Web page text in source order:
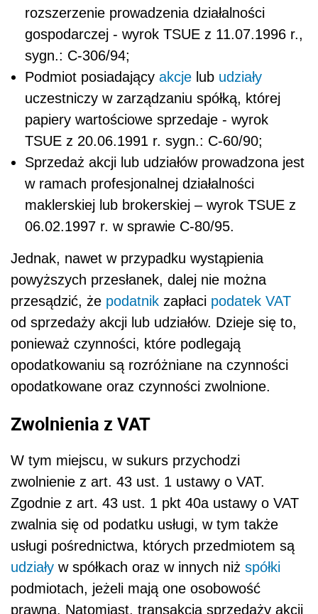
rozszerzenie prowadzenia działalności
gospodarczej - wyrok TSUE z 11.07.1996 r.,
sygn.: C-306/94;
Podmiot posiadający akcje lub udziały
uczestniczy w zarządzaniu spółką, której
papiery wartościowe sprzedaje - wyrok
TSUE z 20.06.1991 r. sygn.: C-60/90;
Sprzedaż akcji lub udziałów prowadzona jest
w ramach profesjonalnej działalności
maklerskiej lub brokerskiej – wyrok TSUE z
06.02.1997 r. w sprawie C-80/95.
Jednak, nawet w przypadku wystąpienia
powyższych przesłanek, dalej nie można
przesądzić, że podatnik zapłaci podatek VAT
od sprzedaży akcji lub udziałów. Dzieje się to,
ponieważ czynności, które podlegają
opodatkowaniu są rozróżniane na czynności
opodatkowane oraz czynności zwolnione.
Zwolnienia z VAT
W tym miejscu, w sukurs przychodzi
zwolnienie z art. 43 ust. 1 ustawy o VAT.
Zgodnie z art. 43 ust. 1 pkt 40a ustawy o VAT
zwalnia się od podatku usługi, w tym także
usługi pośrednictwa, których przedmiotem są
udziały w spółkach oraz w innych niż spółki
podmiotach, jeżeli mają one osobowość
prawną. Natomiast, transakcja sprzedaży akcji